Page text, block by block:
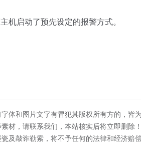
启动了预先设定的报警方式。
体和图片文字有冒犯其版权所有方的，皆
材，请联系我们，本站核实后将立即删除
及敲诈勒索，将不予任何的法律和经济赔